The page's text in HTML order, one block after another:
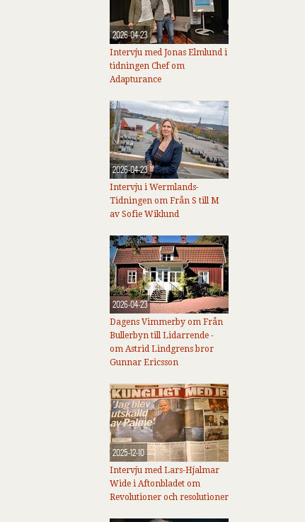
2026-04-23
Intervju med Jonas Elmlund i
tidningen Chef om
Adapturance
2026-04-23
Intervju i Wermlands-
Tidningen om Från S till M
av Sofie Wiklund
2026-04-23
Dagens Vimmerby om Från
Bullerbyn till Lidarrende -
om Astrid Lindgrens bror
Gunnar Ericsson
2025-12-10
Intervju med Lars-Hjalmar
Wide i Aftonbladet om
Revolutioner och resolutioner